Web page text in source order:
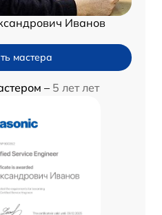
Иванов
мастера
– 5 лет лет